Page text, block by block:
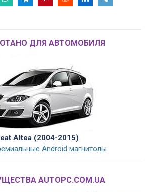
ДЛЯ АВТОМОБИЛЯ
Altea (2004-2015)
Android магнитолы
AUTOPC.COM.UA